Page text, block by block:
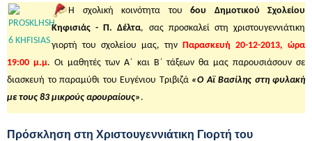
Η σχολική κοινότητα του 6ου Δημοτικού Σχολείου
Κηφισιάς - Π. Δέλτα, σας προσκαλεί στη χριστουγεννιάτικη
γιορτή του σχολείου μας, την Παρασκευή 20-12-2013, ώρα
19:00 μ.μ. Οι μαθητές των Α΄ και Β΄ τάξεων θα μας παρουσιάσουν σε
διασκευή το παραμύθι του Ευγένιου Τριβιζά «Ο Αϊ Βασίλης στη φυλακή
με τους 83 μικρούς αρουραίους» .
Πρόσκληση στη Χριστουγεννιάτικη Γιορτή του